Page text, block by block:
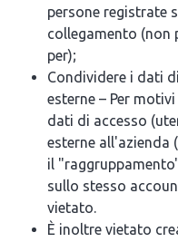
persone registrate
collegamento (non
per);
Condividere i dati
esterne – Per
dati di accesso
esterne all'azienda
il
sullo stesso
vietato.
È inoltre vietato